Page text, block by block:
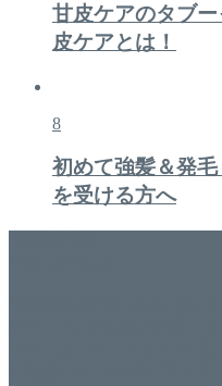
甘皮ケアのタブ
皮ケアとは！
8
初めて強髪＆発
を受ける方へ